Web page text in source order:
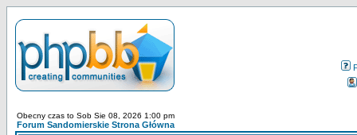
Obecny czas to Sob Sie 08, 2026 1:00 pm
Forum Sandomierskie Strona Główna